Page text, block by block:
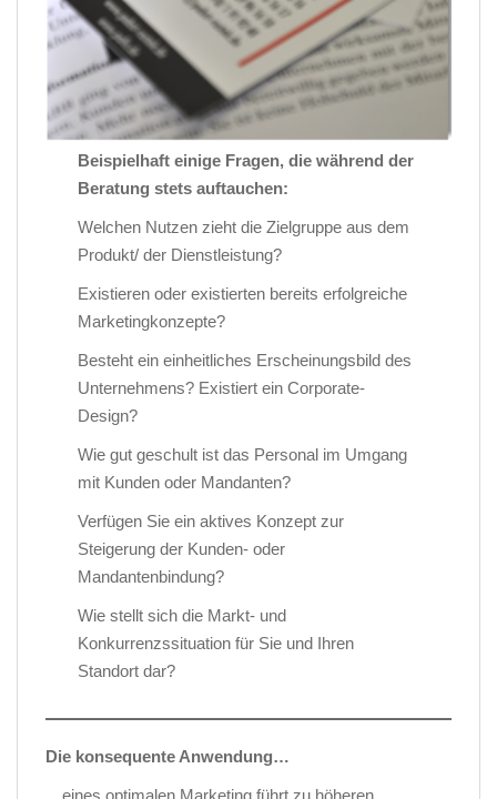
Beispielhaft einige Fragen, die während der
Beratung stets auftauchen:
Welchen Nutzen zieht die Zielgruppe aus dem
Produkt/ der Dienstleistung?
Existieren oder existierten bereits erfolgreiche
Marketingkonzepte?
Besteht ein einheitliches Erscheinungsbild des
Unternehmens? Existiert ein Corporate-
Design?
Wie gut geschult ist das Personal im Umgang
mit Kunden oder Mandanten?
Verfügen Sie ein aktives Konzept zur
Steigerung der Kunden- oder
Mandantenbindung?
Wie stellt sich die Markt- und
Konkurrenzssituation für Sie und Ihren
Standort dar?
Die konsequente Anwendung…
…eines optimalen Marketing führt zu höheren